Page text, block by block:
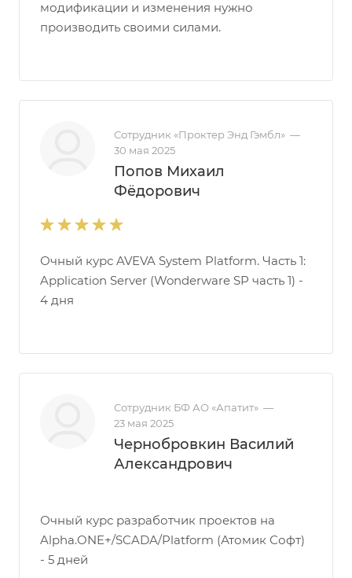
модификации и изменения нужно
производить своими силами.
Сотрудник «Проктер Энд Гэмбл» —
30 мая 2025
Попов Михаил
Фёдорович
Очный курс AVEVA System Platform. Часть 1:
Application Server (Wonderware SP часть 1) -
4 дня
Сотрудник БФ АО «Апатит» —
23 мая 2025
Чернобровкин Василий
Александрович
Очный курс разработчик проектов на
Alpha.ONE+/SCADA/Platform (Атомик Софт)
- 5 дней